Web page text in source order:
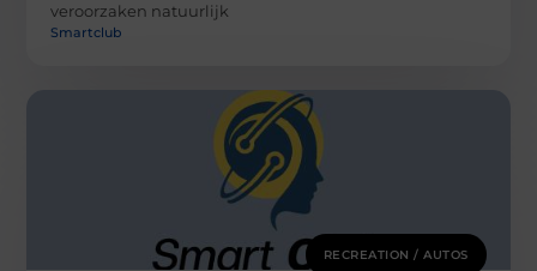
veroorzaken natuurlijk
Smartclub
RECREATION / AUTOS